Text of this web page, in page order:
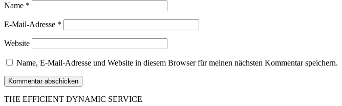
Name *
E-Mail-Adresse *
Website
Name, E-Mail-Adresse und Website in diesem Browser für meinen nächsten Kommentar speichern.
THE EFFICIENT DYNAMIC SERVICE